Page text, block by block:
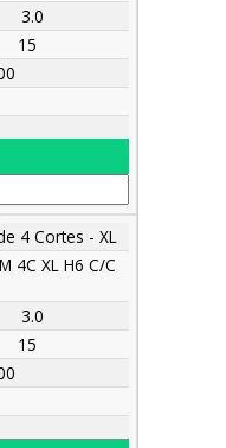
3.0
15
4 Cortes - XL
4C XL H6 C/C
3.0
15